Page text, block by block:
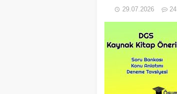
29.07.2026 24